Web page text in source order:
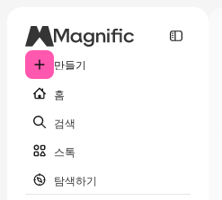
만들기
홈
검색
스톡
탐색하기